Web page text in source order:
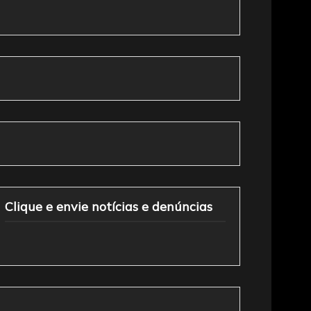
Clique e envie notícias e denúncias